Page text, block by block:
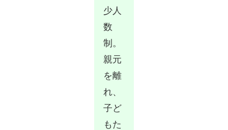
少人
数
制。
親元
を離
れ、
子ど
もた